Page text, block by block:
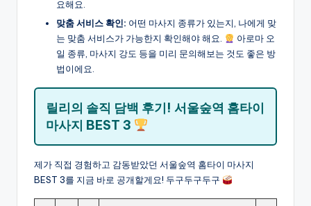
요해요.
맞춤 서비스 확인: 어떤 마사지 종류가 있는지, 나에게 맞
는 맞춤 서비스가 가능한지 확인해야 해요.
아로마 오
일 종류, 마사지 강도 등을 미리 문의해보는 것도 좋은 방
법이에요.
릴리의 솔직 담백 후기! 서울숲역 홈타이
마사지 BEST 3
제가 직접 경험하고 감동받았던 서울숲역 홈타이 마사지
BEST 3를 지금 바로 공개할게요! 두구두구두구